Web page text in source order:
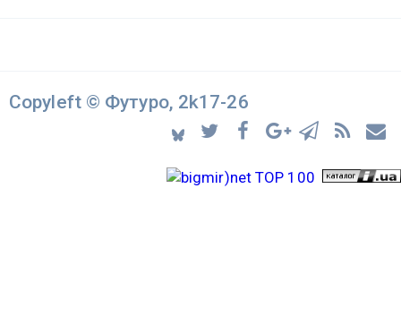
Copyleft © Футуро, 2k17-26